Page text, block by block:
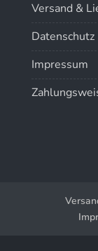
Versand &
Datenschutz
Impressum